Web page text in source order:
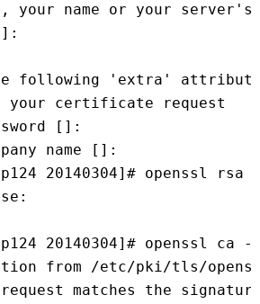
(eg, your name or your
following 'extra'
your certificate request
[]:
name []:
20140304]# openssl
20140304]# openssl
from /etc/pki/tls/
matches the